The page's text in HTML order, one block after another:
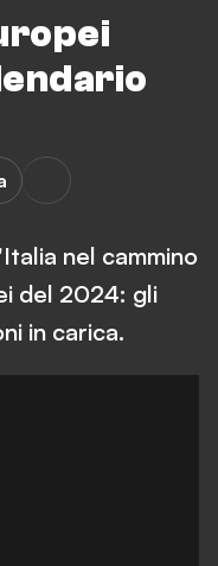
nel cammino
del 2024: gli
in carica.